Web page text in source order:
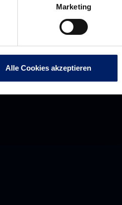
Marketing
Alle Cookies akzeptieren